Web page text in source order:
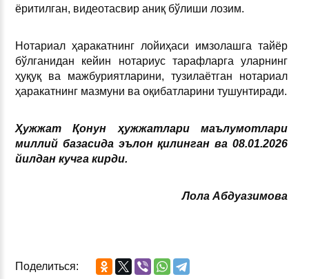
ёритилган, видеотасвир аниқ бўлиши лозим.
Нотариал ҳаракатнинг лойиҳаси имзолашга тайёр
бўлганидан кейин нотариус тарафларга уларнинг
ҳуқуқ ва мажбуриятларини, тузилаётган нотариал
ҳаракатнинг мазмуни ва оқибатларини тушунтиради.
Ҳужжат Қонун ҳужжатлари маълумотлари
миллий базасида эълон қилинган ва 08.01.2026
йилдан кучга кирди.
Лола Абдуазимова
Поделиться: